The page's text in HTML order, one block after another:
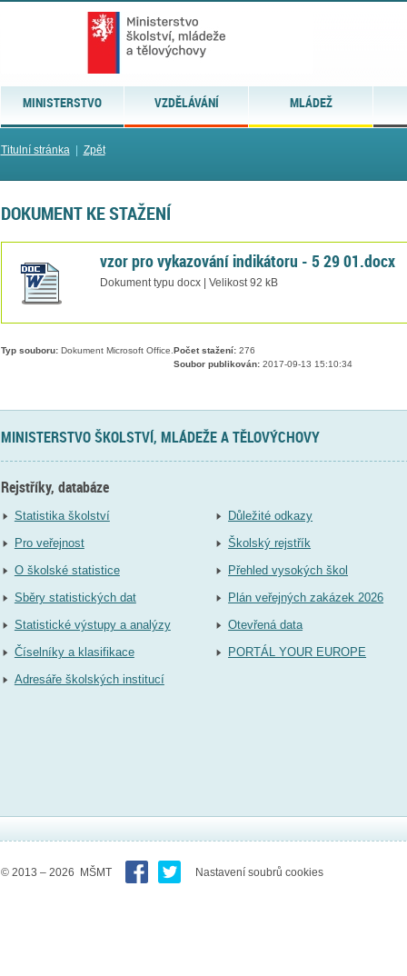
MINISTERSTVO VZDĚLÁVÁNÍ MLÁDEŽ
Titulní stránka| Zpět
DOKUMENT KE STAŽENÍ
vzor pro vykazování indikátoru - 5 29 01.docx
Dokument typu docx | Velikost 92 kB
Typ souboru:Dokument Microsoft Office. Počet stažení:276
Soubor publikován:2017-09-13 15:10:34
MINISTERSTVO ŠKOLSTVÍ, MLÁDEŽE A TĚLOVÝCHOVY
Rejstříky, databáze
Statistika školství
Pro veřejnost
O školské statistice
Sběry statistických dat
Statistické výstupy a analýzy
Číselníky a klasifikace
Adresáře školských institucí
Důležité odkazy
Školský rejstřík
Přehled vysokých škol
Plán veřejných zakázek 2026
Otevřená data
PORTÁL YOUR EUROPE
© 2013 – 2026 MŠMT Nastavení soubrů cookies